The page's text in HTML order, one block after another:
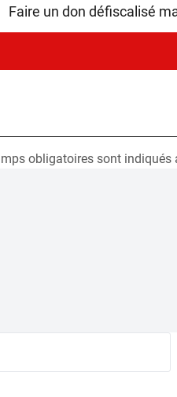
Faire un don défiscalisé
obligatoires sont indiqués